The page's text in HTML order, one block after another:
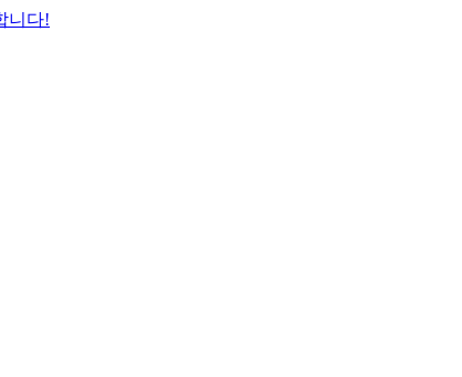
니다!